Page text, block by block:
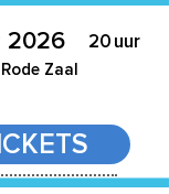
2026 20uur
Zaal